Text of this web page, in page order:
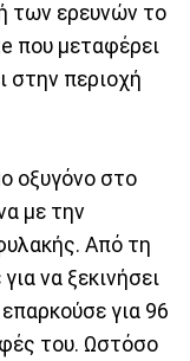
των ερευνών το
που μεταφέρει
στην περιοχή
οξυγόνο στο
με την
Από τη
να ξεκινήσει
για 96
του. Ωστόσο